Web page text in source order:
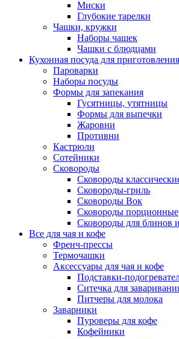
Миски
Глубокие тарелки
Чашки, кружки
Наборы чашек
Чашки с блюдцами
Кухонная посуда для
Пароварки
Наборы посуды
Формы для запекания
Гусятницы, утятницы
Формы для выпечки
Жаровни
Противни
Кастрюли
Сотейники
Сковороды
Сковороды
Сковороды-гриль
Сковороды Вок
Сковороды порционные
Сковороды для блинов
Все для чая и кофе
Френч-прессы
Термочашки
Аксессуары для чая и кофе
Подставки-
Ситечка для
Питчеры для молока
Заварники
Пуроверы для кофе
Кофейники